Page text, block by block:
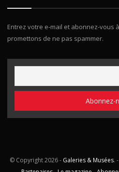
Entrez votre e-mail et abonnez-vous
promettons de ne pas spammer.
© Copyright2026 - Galeries & Musées. -